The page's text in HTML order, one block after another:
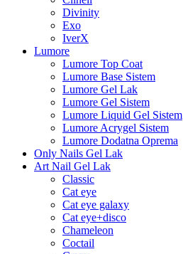
Divinity
Exo
IverX
Lumore
Lumore Top Coat
Lumore Base Sistem
Lumore Gel Lak
Lumore Gel Sistem
Lumore Liquid Gel Sistem
Lumore Acrygel Sistem
Lumore Dodatna Oprema
Only Nails Gel Lak
Art Nail Gel Lak
Classic
Cat eye
Cat eye galaxy
Cat eye+disco
Chameleon
Coctail